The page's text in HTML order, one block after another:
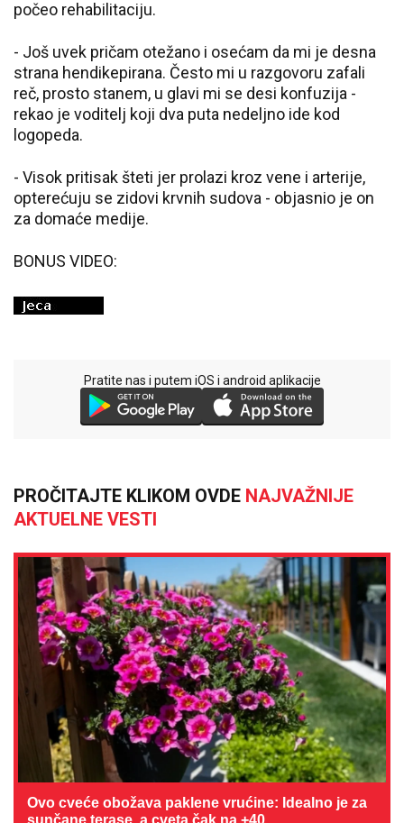
počeo rehabilitaciju.
- Još uvek pričam otežano i osećam da mi je desna
strana hendikepirana. Često mi u razgovoru zafali
reč, prosto stanem, u glavi mi se desi konfuzija -
rekao je voditelj koji dva puta nedeljno ide kod
logopeda.
- Visok pritisak šteti jer prolazi kroz vene i arterije,
opterećuju se zidovi krvnih sudova - objasnio je on
za domaće medije.
BONUS VIDEO:
Pratite nas i putem iOS i android aplikacije
PROČITAJTE KLIKOM OVDE NAJVAŽNIJE
AKTUELNE VESTI
Ovo cveće obožava paklene vrućine: Idealno je za
sunčane terase, a cveta čak na +40